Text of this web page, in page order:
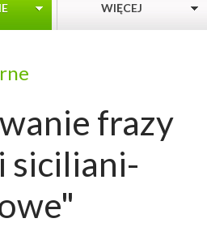
WIĘCEJ
frazy
siciliani-